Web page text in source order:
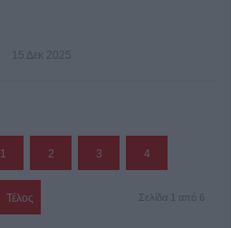
15 Δεκ 2025
1 2 3 4
Τέλος Σελίδα 1 από 6